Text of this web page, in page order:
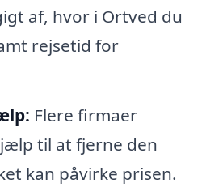
af, hvor i Ortved du
rejsetid for
Flere firmaer
til at fjerne den
kan påvirke prisen.